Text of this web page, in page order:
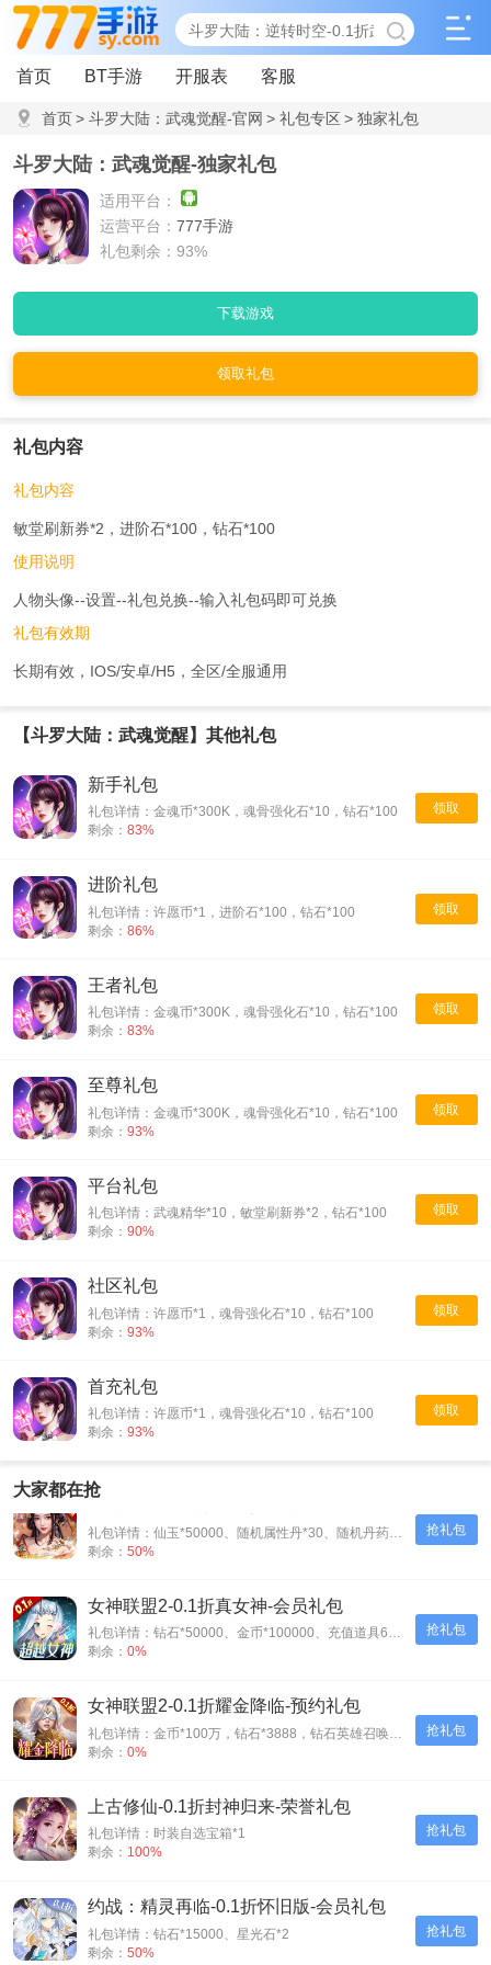
首页 BT手游 开服表 客服
首页> 斗罗大陆：武魂觉醒-官网 > 礼包专区 > 独家礼包
斗罗大陆：武魂觉醒-独家礼包
适用平台：
运营平台： 777手游
礼包剩余：93%
下载游戏
领取礼包
礼包内容
礼包内容
敏堂刷新券*2，进阶石*100，钻石*100
使用说明
人物头像--设置--礼包兑换--输入礼包码即可兑换
礼包有效期
长期有效，IOS/安卓/H5，全区/全服通用
【斗罗大陆：武魂觉醒】其他礼包
领取
新手礼包
礼包详情：金魂币*300K，魂骨强化石*10，钻石*100
剩余： 83%
领取
进阶礼包
礼包详情：许愿币*1，进阶石*100，钻石*100
剩余： 86%
领取
王者礼包
礼包详情：金魂币*300K，魂骨强化石*10，钻石*100
剩余： 83%
领取
至尊礼包
礼包详情：金魂币*300K，魂骨强化石*10，钻石*100
剩余： 93%
领取
平台礼包
礼包详情：武魂精华*10，敏堂刷新券*2，钻石*100
剩余： 90%
领取
社区礼包
礼包详情：许愿币*1，魂骨强化石*10，钻石*100
剩余： 93%
领取
首充礼包
礼包详情：许愿币*1，魂骨强化石*10，钻石*100
剩余： 93%
大家都在抢
抢礼包
礼包详情：仙玉*50000、随机属性丹*30、随机丹药*30、神装碎片*500
剩余： 50%
抢礼包
女神联盟2-0.1折真女神-会员礼包
礼包详情：钻石*50000、金币*100000、充值道具6元*3
剩余： 0%
抢礼包
女神联盟2-0.1折耀金降临-预约礼包
礼包详情：金币*100万，钻石*3888，钻石英雄召唤券*5
剩余： 0%
抢礼包
上古修仙-0.1折封神归来-荣誉礼包
礼包详情：时装自选宝箱*1
剩余： 100%
抢礼包
约战：精灵再临-0.1折怀旧版-会员礼包
礼包详情：钻石*15000、星光石*2
剩余： 50%